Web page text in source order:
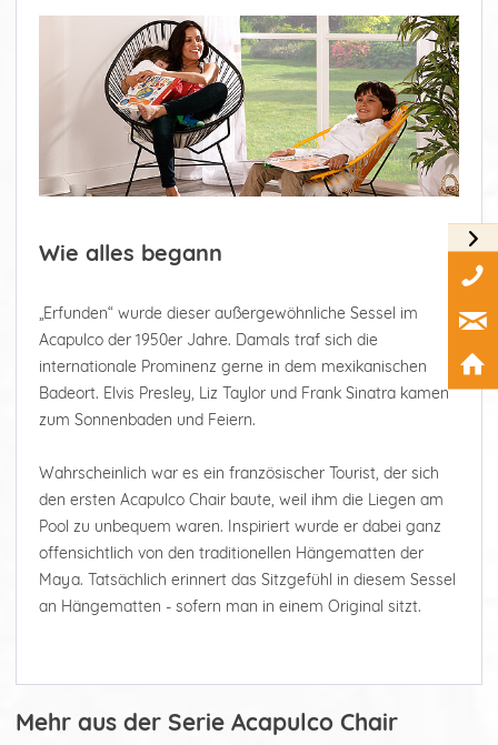
Wie alles begann
„Erfunden“ wurde dieser außergewöhnliche Sessel im
Acapulco der 1950er Jahre. Damals traf sich die
internationale Prominenz gerne in dem mexikanischen
Badeort. Elvis Presley, Liz Taylor und Frank Sinatra kamen
zum Sonnenbaden und Feiern.
Wahrscheinlich war es ein französischer Tourist, der sich
den ersten Acapulco Chair baute, weil ihm die Liegen am
Pool zu unbequem waren. Inspiriert wurde er dabei ganz
offensichtlich von den traditionellen Hängematten der
Maya. Tatsächlich erinnert das Sitzgefühl in diesem Sessel
an Hängematten - sofern man in einem Original sitzt.
Mehr aus der Serie Acapulco Chair